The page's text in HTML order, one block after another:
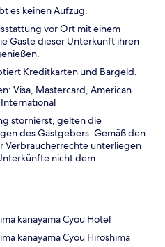
es keinen Aufzug.
vor Ort mit einem
Gäste dieser Unterkunft ihren
Kreditkarten und Bargeld.
Visa, Mastercard, American
International
stornierst, gelten die
des Gastgebers. Gemäß den
Verbraucherrechte unterliegen
nicht dem
kanayama Cyou Hotel
kanayama Cyou Hiroshima